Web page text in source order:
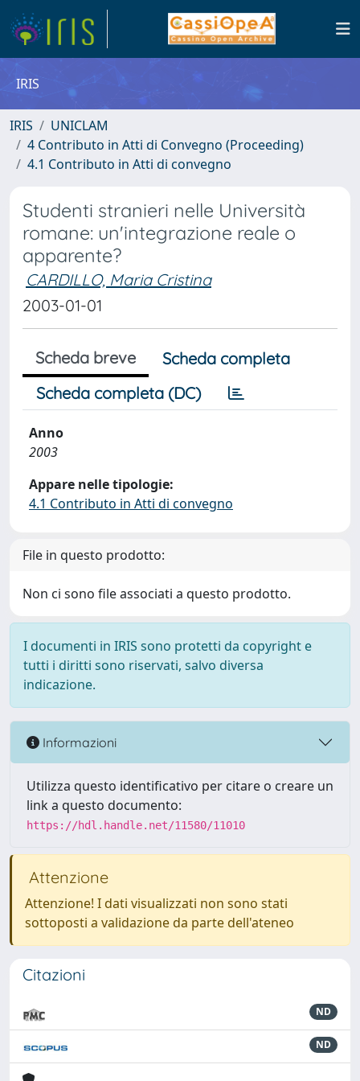
IRIS
IRIS
UNICLAM
4 Contributo in Atti di Convegno (Proceeding)
4.1 Contributo in Atti di convegno
Studenti stranieri nelle Università
romane: un'integrazione reale o
apparente?
CARDILLO, Maria Cristina
2003-01-01
Scheda breve
Scheda completa
Scheda completa (DC)
Anno
2003
Appare nelle tipologie:
4.1 Contributo in Atti di convegno
File in questo prodotto:
Non ci sono file associati a questo prodotto.
I documenti in IRIS sono protetti da copyright e
tutti i diritti sono riservati, salvo diversa
indicazione.
Informazioni
Utilizza questo identificativo per citare o creare un
link a questo documento:
https://hdl.handle.net/11580/11010
Attenzione
Attenzione! I dati visualizzati non sono stati
sottoposti a validazione da parte dell'ateneo
Citazioni
ND
ND